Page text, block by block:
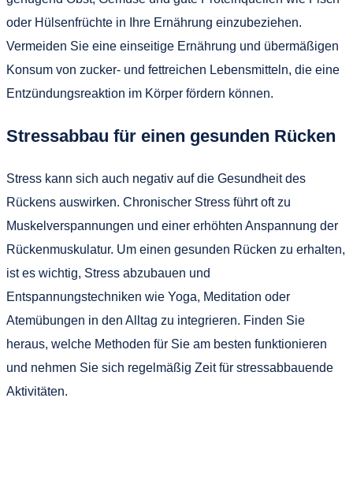
oder Hülsenfrüchte in Ihre Ernährung einzubeziehen.
Vermeiden Sie eine einseitige Ernährung und übermäßigen
Konsum von zucker- und fettreichen Lebensmitteln, die eine
Entzündungsreaktion im Körper fördern können.
Stressabbau für einen gesunden Rücken
Stress kann sich auch negativ auf die Gesundheit des
Rückens auswirken. Chronischer Stress führt oft zu
Muskelverspannungen und einer erhöhten Anspannung der
Rückenmuskulatur. Um einen gesunden Rücken zu erhalten,
ist es wichtig, Stress abzubauen und
Entspannungstechniken wie Yoga, Meditation oder
Atemübungen in den Alltag zu integrieren. Finden Sie
heraus, welche Methoden für Sie am besten funktionieren
und nehmen Sie sich regelmäßig Zeit für stressabbauende
Aktivitäten.